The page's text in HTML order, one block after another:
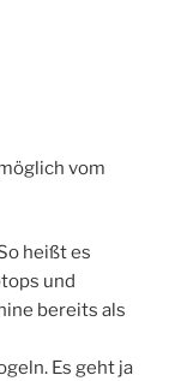
vom
heißt es
und
bereits als
Es geht ja